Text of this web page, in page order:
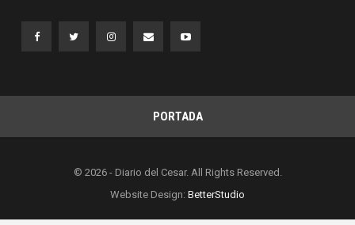
PORTADA
© 2026 - Diario del Cesar. All Rights Reserved.
Website Design: BetterStudio